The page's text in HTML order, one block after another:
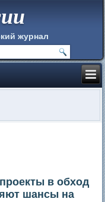
журнал
в обход
шансы на